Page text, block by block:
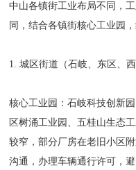
中山各镇街工业布局不同，
同，结合各镇街核心工业园
1. 城区街道（石岐、东区、
核心工业园：石岐科技创新
区树涌工业园、五桂山生态
较窄，部分厂房在老旧小区
沟通，办理车辆通行许可，